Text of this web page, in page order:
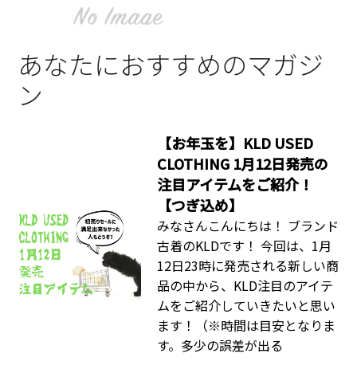
あなたにおすすめのマガジ
ン
【お年玉を】KLD USED
CLOTHING 1月12日発売の
注目アイテムをご紹介！
【つぎ込め】
みなさんこんにちは！ ブランド
古着のKLDです！ 今回は、1月
12日23時に発売される新しい商
品の中から、KLD注目のアイテ
ムをご紹介していきたいと思い
ます！（※時間は目安となりま
す。多少の誤差が出る